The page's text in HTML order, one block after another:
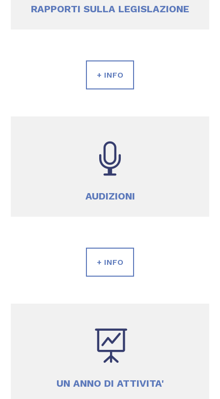
RAPPORTI SULLA LEGISLAZIONE
+ INFO

AUDIZIONI
+ INFO

UN ANNO DI ATTIVITA'